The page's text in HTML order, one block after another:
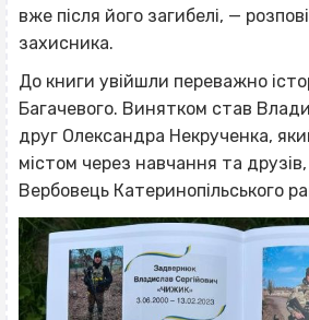
вже після його загибелі, —
захисника.
До книги увійшли переважно
Багачевого. Винятком став
друг Олександра Некрученка,
містом через навчання та
Вербовець Катеринопільського